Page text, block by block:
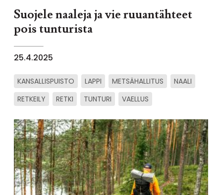
Suojele naaleja ja vie ruuantähteet
pois tunturista
25.4.2025
KANSALLISPUISTO LAPPI METSÄHALLITUS
NAALI
RETKEILY
RETKI TUNTURI VAELLUS